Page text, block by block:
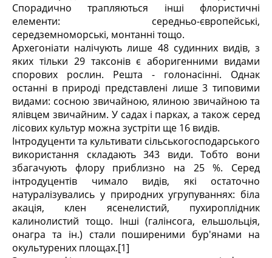
Спорадично трапляються інші флористичні
елементи: середньо-європейські,
середземноморські, монтанні тощо.
Архегоніати налічують лише 48 судинних видів, з
яких тільки 29 таксонів є аборигенними видами
спорових рослин. Решта - голонасінні. Однак
останні в природі представлені лише 3 типовими
видами: сосною звичайною, ялиною звичайною та
ялівцем звичайним. У садах і парках, а також серед
лісових культур можна зустріти ще 16 видів.
Інтродуценти та культивати сільськогосподарського
використання складають 343 види. Тобто вони
збагачують флору приблизно на 25 %. Серед
інтродуцентів чимало видів, які остаточно
натуралізувались у природних угрупуваннях: біла
акація, клен ясенелистий, пухироплідник
калинолистий тощо. Інші (галінсога, ельшольція,
онагра та ін.) стали поширеними бур'янами на
окультурених площах.[1]